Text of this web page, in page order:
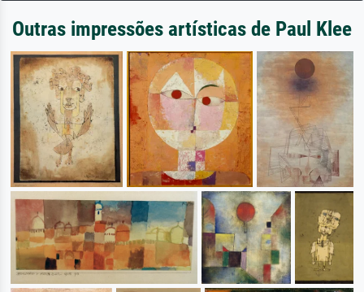
Outras impressões artísticas de Paul Klee